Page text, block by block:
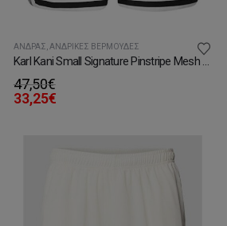
ΆΝΔΡΑΣ,ΑΝΔΡΙΚΈΣ ΒΕΡΜΟΎΔΕΣ
Karl Kani Small Signature Pinstripe Mesh Shorts
47,50€
33,25€